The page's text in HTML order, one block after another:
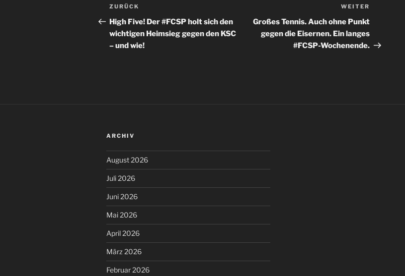
Vorheriger
Beitrag
ZURÜCK
High Five! Der #FCSP holt sich den
wichtigen Heimsieg gegen den KSC
– und wie!
Beitrag
WEITER
Großes Tennis. Auch ohne Punkt
gegen die Eisernen. Ein langes
#FCSP-Wochenende.
ARCHIV
August 2026
Juli 2026
Juni 2026
Mai 2026
April 2026
März 2026
Februar 2026